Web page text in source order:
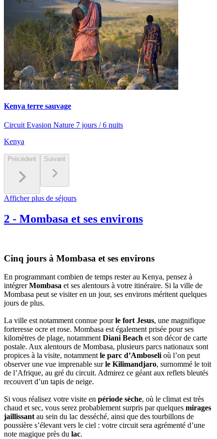
Kenya terre sauvage
Circuit Evasion Nature 7 jours / 6 nuits
Kenya
Précédent Suivant
Afficher plus de séjours
2 - Mombasa et ses environs
Cinq jours à Mombasa et ses environs
En programmant combien de temps rester au Kenya, pensez à
intégrerMombasa et ses alentours à votre itinéraire. Si la ville de
Mombasa peut se visiter en un jour, ses environs méritent quelques
jours de plus.
La ville est notamment connue pourle fort Jesus, une magnifique
forteresse ocre et rose. Mombasa est également prisée pour ses
kilomètres de plage, notamment Diani Beach et son décor de carte
postale. Aux alentours de Mombasa, plusieurs parcs nationaux sont
propices à la visite, notamment le parc d’Amboseli où l’on peut
observer une vue imprenable surle Kilimandjaro, surnommé le toit
de l’Afrique, au gré du circuit. Admirez ce géant aux reflets bleutés
recouvert d’un tapis de neige.
Si vous réalisez votre visite en période sèche, où le climat est très
chaud et sec, vous serez probablement surpris par quelques mirages
jaillissant au sein du lac desséché, ainsi que des tourbillons de
poussière s’élevant vers le ciel : votre circuit sera agrémenté d’une
note magique près du lac.